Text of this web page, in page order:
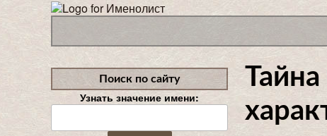
Поиск по сайту
Узнать значение имени:
Найти: